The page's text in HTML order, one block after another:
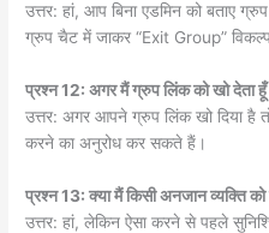
उत्तर: हां, आप बिना एडमिन को बताए
ग्रुप चैट में जाकर “Exit Group”
प्रश्न 12: अगर मैं ग्रुप लिंक को खो देता
उत्तर: अगर आपने ग्रुप लिंक खो दिया है
करने का अनुरोध कर सकते हैं।
प्रश्न 13: क्या मैं किसी अनजान व्यक्ति
उत्तर: हां, लेकिन ऐसा करने से पहले